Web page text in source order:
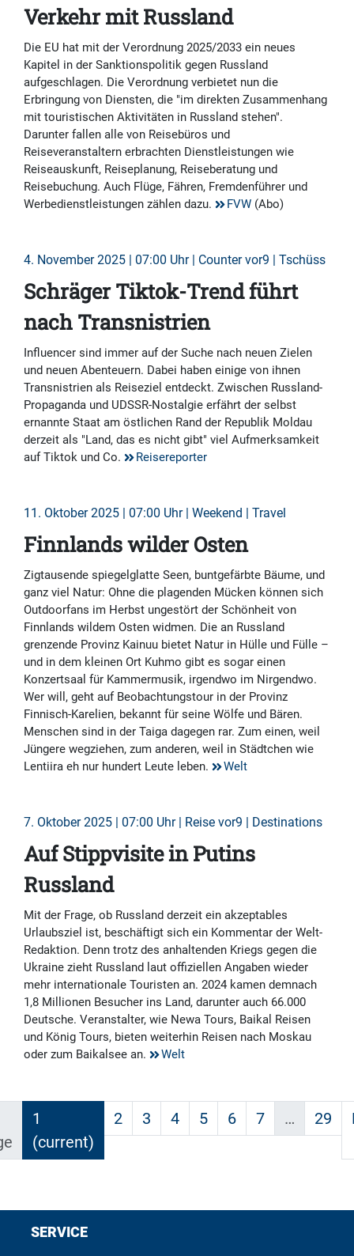
Verkehr mit Russland
Die EU hat mit der Verordnung 2025/2033 ein neues
Kapitel in der Sanktionspolitik gegen Russland
aufgeschlagen. Die Verordnung verbietet nun die
Erbringung von Diensten, die "im direkten Zusammenhang
mit touristischen Aktivitäten in Russland stehen".
Darunter fallen alle von Reisebüros und
Reiseveranstaltern erbrachten Dienstleistungen wie
Reiseauskunft, Reiseplanung, Reiseberatung und
Reisebuchung. Auch Flüge, Fähren, Fremdenführer und
Werbedienstleistungen zählen dazu.
FVW (Abo)
4. November 2025 | 07:00 Uhr | Counter vor9 | Tschüss
Schräger Tiktok-Trend führt
nach Transnistrien
Influencer sind immer auf der Suche nach neuen Zielen
und neuen Abenteuern. Dabei haben einige von ihnen
Transnistrien als Reiseziel entdeckt. Zwischen Russland-
Propaganda und UDSSR-Nostalgie erfährt der selbst
ernannte Staat am östlichen Rand der Republik Moldau
derzeit als "Land, das es nicht gibt" viel Aufmerksamkeit
auf Tiktok und Co.
Reisereporter
11. Oktober 2025 | 07:00 Uhr | Weekend | Travel
Finnlands wilder Osten
Zigtausende spiegelglatte Seen, buntgefärbte Bäume, und
ganz viel Natur: Ohne die plagenden Mücken können sich
Outdoorfans im Herbst ungestört der Schönheit von
Finnlands wildem Osten widmen. Die an Russland
grenzende Provinz Kainuu bietet Natur in Hülle und Fülle –
und in dem kleinen Ort Kuhmo gibt es sogar einen
Konzertsaal für Kammermusik, irgendwo im Nirgendwo.
Wer will, geht auf Beobachtungstour in der Provinz
Finnisch-Karelien, bekannt für seine Wölfe und Bären.
Menschen sind in der Taiga dagegen rar. Zum einen, weil
Jüngere wegziehen, zum anderen, weil in Städtchen wie
Lentiira eh nur hundert Leute leben.
Welt
7. Oktober 2025 | 07:00 Uhr | Reise vor9 | Destinations
Auf Stippvisite in Putins
Russland
Mit der Frage, ob Russland derzeit ein akzeptables
Urlaubsziel ist, beschäftigt sich ein Kommentar der Welt-
Redaktion. Denn trotz des anhaltenden Kriegs gegen die
Ukraine zieht Russland laut offiziellen Angaben wieder
mehr internationale Touristen an. 2024 kamen demnach
1,8 Millionen Besucher ins Land, darunter auch 66.000
Deutsche. Veranstalter, wie Newa Tours, Baikal Reisen
und König Tours, bieten weiterhin Reisen nach Moskau
oder zum Baikalsee an.
Welt
1
(current)
2 3 4 5 6 7 … 29
SERVICE